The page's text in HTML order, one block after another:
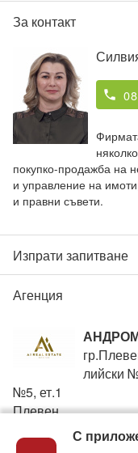
За контакт
phone
покупко-продажба на
и управление на
и правни съвети.
Изпрати запитване
Агенция
лийски
№5, ет.1
Плевен
phone +359888099931
С